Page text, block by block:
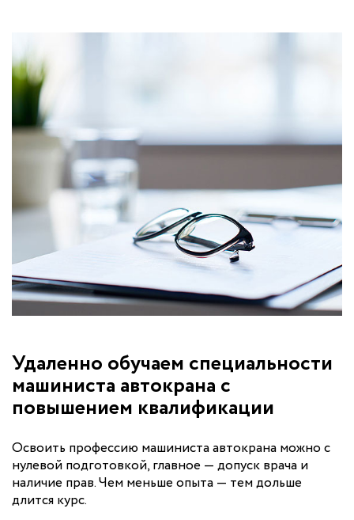
Удаленно обучаем специальности
машиниста автокрана с
повышением квалификации
Освоить профессию машиниста автокрана можно с
нулевой подготовкой, главное — допуск врача и
наличие прав. Чем меньше опыта — тем дольше
длится курс.